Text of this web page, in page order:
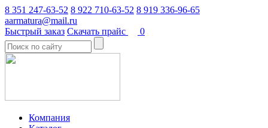
8 351 247-63-52 8 922 710-63-52 8 919 336-96-65
aarmatura@mail.ru
Быстрый заказ Скачать прайс 0
Компания